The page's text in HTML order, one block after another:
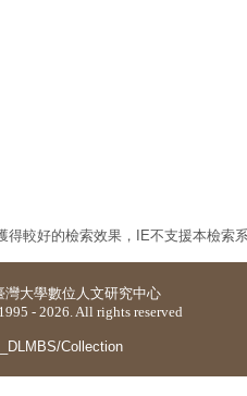
較好的檢索效果，IE不支援本檢索系
灣大學數位人文研究中心
- 2026. All rights reserved
Collection